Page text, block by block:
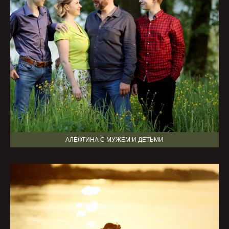
АЛЕФТИНА С МУЖЕМ И ДЕТЬМИ